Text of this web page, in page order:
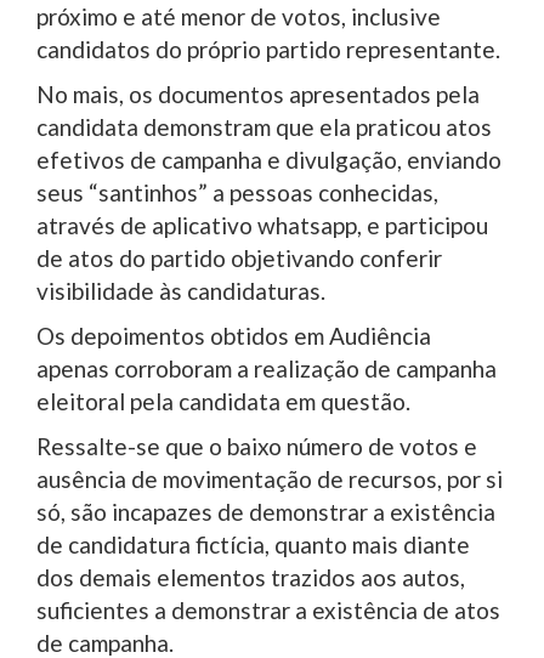
próximo e até menor de votos, inclusive
candidatos do próprio partido representante.
No mais, os documentos apresentados pela
candidata demonstram que ela praticou atos
efetivos de campanha e divulgação, enviando
seus “santinhos” a pessoas conhecidas,
através de aplicativo whatsapp, e participou
de atos do partido objetivando conferir
visibilidade às candidaturas.
Os depoimentos obtidos em Audiência
apenas corroboram a realização de campanha
eleitoral pela candidata em questão.
Ressalte-se que o baixo número de votos e
ausência de movimentação de recursos, por si
só, são incapazes de demonstrar a existência
de candidatura fictícia, quanto mais diante
dos demais elementos trazidos aos autos,
suficientes a demonstrar a existência de atos
de campanha.